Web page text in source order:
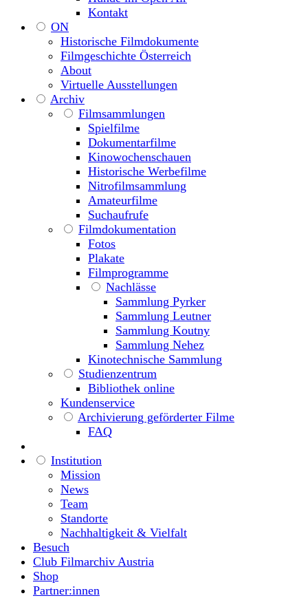
Kontakt
ON
Historische Filmdokumente
Filmgeschichte Österreich
About
Virtuelle Ausstellungen
Archiv
Filmsammlungen
Spielfilme
Dokumentarfilme
Kinowochenschauen
Historische Werbefilme
Nitrofilmsammlung
Amateurfilme
Suchaufrufe
Filmdokumentation
Fotos
Plakate
Filmprogramme
Nachlässe
Sammlung Pyrker
Sammlung Leutner
Sammlung Koutny
Sammlung Nehez
Kinotechnische Sammlung
Studienzentrum
Bibliothek online
Kundenservice
Archivierung geförderter Filme
FAQ
Institution
Mission
News
Team
Standorte
Nachhaltigkeit & Vielfalt
Besuch
Club Filmarchiv Austria
Shop
Partner:innen